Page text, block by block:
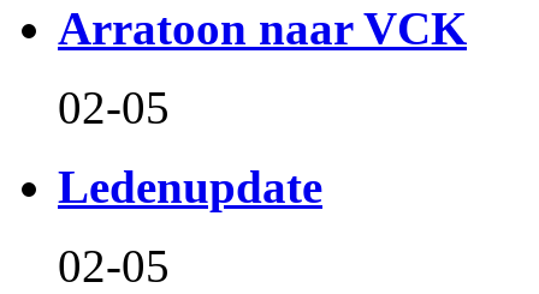
Arratoon naar VCK
02-05
Ledenupdate
02-05